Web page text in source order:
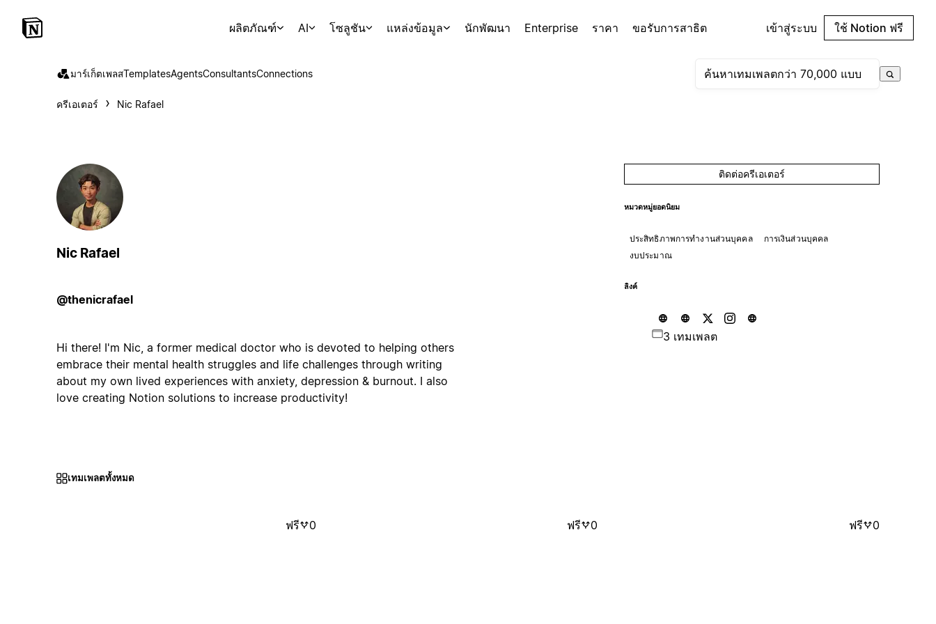
ผลิตภัณฑ์ AI โซลูชัน แหล่งข้อมูล นักพัฒนา Enterprise ราคา ขอรับการสาธิต เข้าสู่ระบบ ใช้ Notion ฟรี
มาร์เก็ตเพลสTemplatesAgentsConsultantsConnections
ครีเอเตอร์ Nic Rafael
Nic Rafael
@thenicrafael
Hi there! I'm Nic, a former medical doctor who is devoted to helping others
embrace their mental health struggles and life challenges through writing
about my own lived experiences with anxiety, depression & burnout. I also
love creating Notion solutions to increase productivity!
ติดต่อครีเอเตอร์
หมวดหมู่ยอดนิยม
ประสิทธิภาพการทำงานส่วนบุคคล
การเงินส่วนบุคคล
งบประมาณ
ลิงค์
3 เทมเพลต
เทมเพลตทั้งหมด
ฟรี 0 ฟรี 0 ฟรี 0